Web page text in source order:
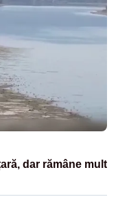
dar rămâne mult